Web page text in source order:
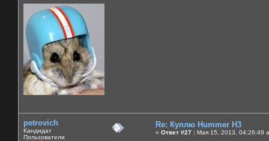
petrovich
Кандидат
Пользователи
Re: Куплю Hummer H3
« Ответ #27 : Мая 15, 2013, 04:26:49